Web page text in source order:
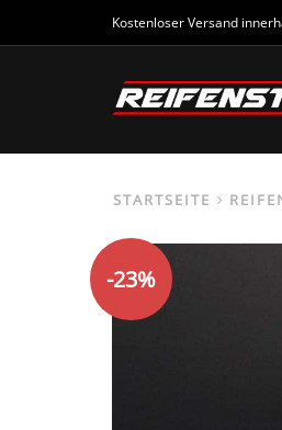
Kostenloser Versand
STARTSEITE
-23%